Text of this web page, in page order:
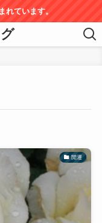
れています。
開運